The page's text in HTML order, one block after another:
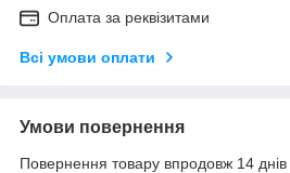
Оплата за реквізитами
Всі умови оплати
Умови повернення
Повернення товару впродовж 14 днів